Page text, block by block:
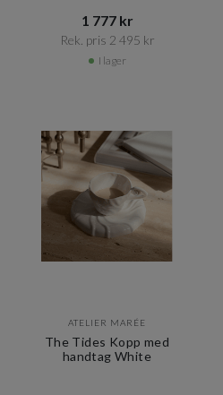
1 777 kr​​
Rek. pris 2 495 kr​​
I lager
ATELIER MARÉE
The Tides Kopp med
handtag White